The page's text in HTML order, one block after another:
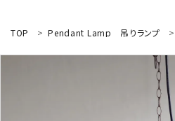
TOP Pendant Lamp 吊りランプ